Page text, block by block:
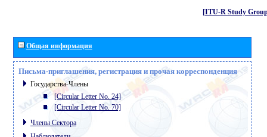
[ITU-R Study
Общая информация
Письма-приглашения, регистрация и прочая корреспонденция
Государства-Члены
[Circular Letter No. 24]
[Circular Letter No. 70]
Члены Сектора